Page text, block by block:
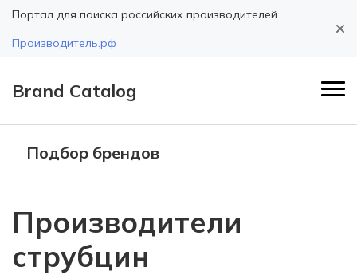
Портал для поиска российских производителей
Производитель.рф
Brand Catalog
Подбор брендов
Производители
струбцин